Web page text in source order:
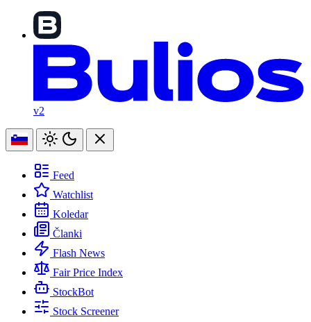
v2
Feed
Watchlist
Koledar
Članki
Flash News
Fair Price Index
StockBot
Stock Screener